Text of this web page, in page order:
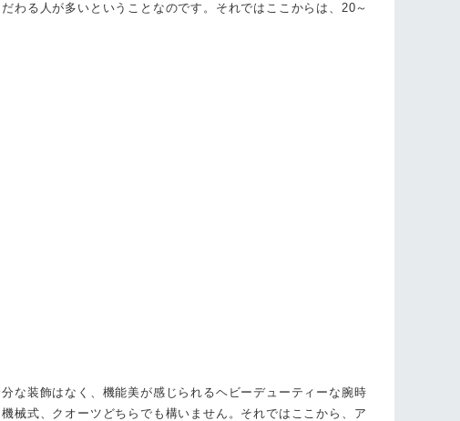
わる人が多いということなのです。それではここからは、20～
な装飾はなく、機能美が感じられるヘビーデューティーな腕時
械式、クオーツどちらでも構いません。それではここから、ア